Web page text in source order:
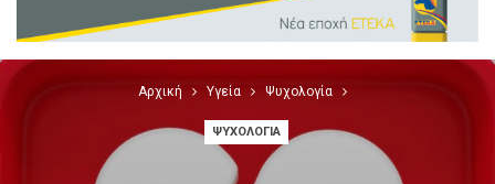
Αρχική Υγεία Ψυχολογία
ΨΥΧΟΛΟΓΊΑ